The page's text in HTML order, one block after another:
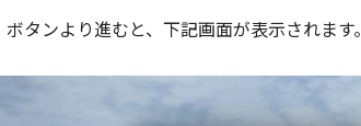
タンより進むと、下記画面が表示されます。